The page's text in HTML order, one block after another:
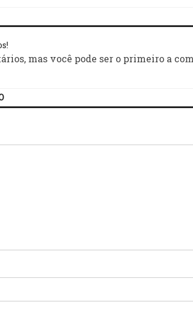
mas você pode ser o primeiro a